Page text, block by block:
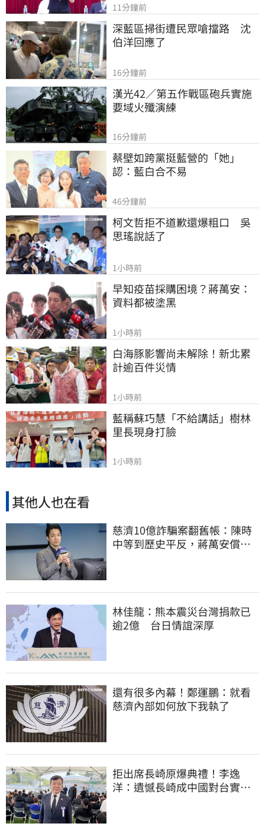
11分鐘前
深藍區掃街遭民眾嗆擋路　沈
伯洋回應了
16分鐘前
漢光42／第五作戰區砲兵實施
要域火殲演練
16分鐘前
蔡壁如跨黨挺藍營的「她」
認：藍白合不易
46分鐘前
柯文哲拒不道歉還爆粗口　吳
思瑤說話了
1小時前
早知疫苗採購困境？蔣萬安：
資料都被塗黑
1小時前
白海豚影響尚未解除！新北累
計逾百件災情
1小時前
藍稱蘇巧慧「不給講話」樹林
里長現身打臉
1小時前
其他人也在看
慈濟10億詐騙案翻舊帳：陳時
中等到歷史平反，蔣萬安償還
林佳龍：熊本震災台灣捐款已
逾2億 台日情誼深厚
還有很多內幕！鄭運鵬：就看
慈濟內部如何放下我執了
拒出席長崎原爆典禮！李逸
洋：遺憾長崎成中國對台實施